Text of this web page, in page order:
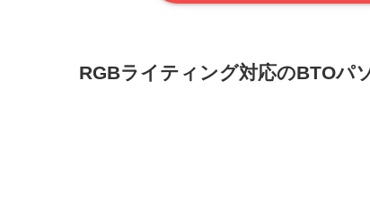
RGBライティング対応のBTOパ